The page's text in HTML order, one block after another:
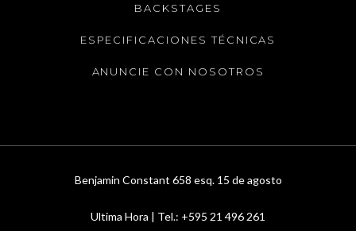
BACKSTAGES
ESPECIFICACIONES TÉCNICAS
ANUNCIE CON NOSOTROS
Benjamin Constant 658 esq. 15 de agosto
Ultima Hora | Tel.: +595 21 496 261